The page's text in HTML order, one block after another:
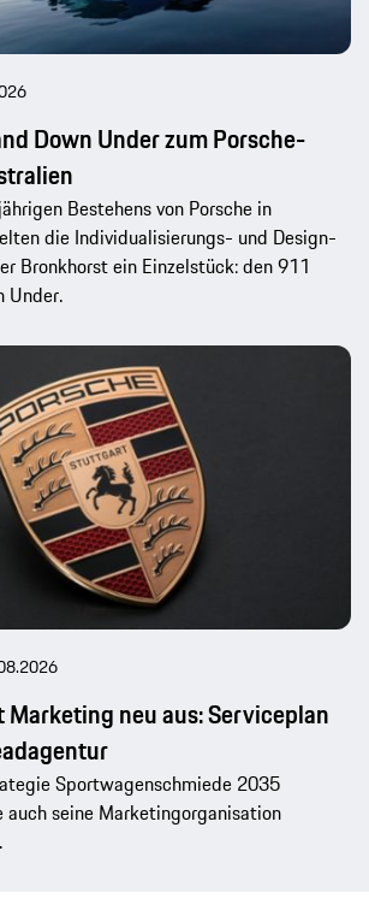
Down Under zum Porsche-
Bestehens von Porsche in
die Individualisierungs- und Design-
Bronkhorst ein Einzelstück: den 911
Under.
neu aus: Serviceplan
Sportwagenschmiede 2035
seine Marketingorganisation